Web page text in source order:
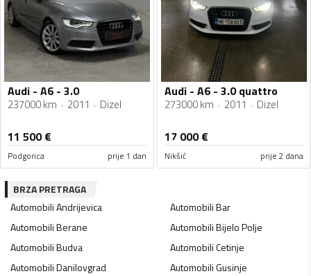
Audi - A6 - 3.0
237000 km 2011 Dizel
11 500€
Podgorica prije 1 dan
Audi - A6 - 3.0 quattro
273000 km 2011 Dizel
17 000€
Nikšić prije 2 dana
BRZA PRETRAGA
AutomobiliAndrijevica AutomobiliBar
AutomobiliBerane AutomobiliBijelo Polje
AutomobiliBudva AutomobiliCetinje
AutomobiliDanilovgrad AutomobiliGusinje